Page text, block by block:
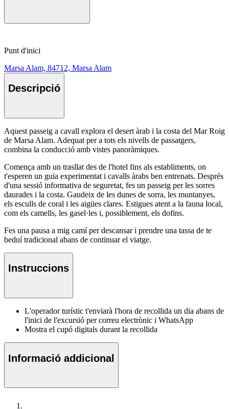
Punt d'inici
Marsa Alam, 84712, Marsa Alam
Descripció
Aquest passeig a cavall explora el desert àrab i la costa del Mar Roig
de Marsa Alam. Adequat per a tots els nivells de passatgers,
combina la conducció amb vistes panoràmiques.
Comença amb un trasllat des de l'hotel fins als establiments, on
t'esperen un guia experimentat i cavalls àrabs ben entrenats. Després
d'una sessió informativa de seguretat, fes un passeig per les sorres
daurades i la costa. Gaudeix de les dunes de sorra, les muntanyes,
els esculls de coral i les aigües clares. Estigues atent a la fauna local,
com els camells, les gasel·les i, possiblement, els dofins.
Fes una pausa a mig camí per descansar i prendre una tassa de te
beduí tradicional abans de continuar el viatge.
Instruccions
L'operador turístic t'enviarà l'hora de recollida un dia abans de
l'inici de l'excursió per correu electrònic i WhatsApp
Mostra el cupó digitals durant la recollida
Informació addicional